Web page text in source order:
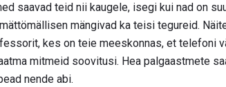
saavad teid nii kaugele, isegi kui nad on
mängivad ka teisi tegureid.
kes on teie meeskonnas, et telefoni
mitmeid soovitusi. Hea palgaastmete
nende abi.